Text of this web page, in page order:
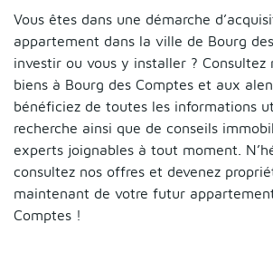
Vous êtes dans une démarche
appartement dans la ville de Bourg
investir ou vous y installer ? Consultez
biens à Bourg des Comptes et aux
bénéficiez de toutes les informations
recherche ainsi que de conseils
experts joignables à tout moment.
consultez nos offres et devenez
maintenant de votre futur
Comptes !